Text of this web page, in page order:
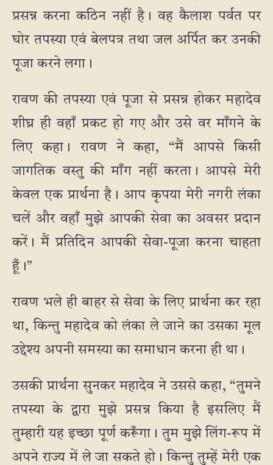
प्रसन्न करना कठिन नहीं है। वह कैलाश पर्वत पर
घोर तपस्या एवं बेलपत्र तथा जल अर्पित कर उनकी
पूजा करने लगा।
रावण की तपस्या एवं पूजा से प्रसन्न होकर महादेव
शीघ्र ही वहाँ प्रकट हो गए और उसे वर माँगने के
लिए कहा। रावण ने कहा, “मैं आपसे किसी
जागतिक वस्तु की माँग नहीं करता। आपसे मेरी
केवल एक प्रार्थना है। आप कृपया मेरी नगरी लंका
चलें और वहाँ मुझे आपकी सेवा का अवसर प्रदान
करें। मैं प्रतिदिन आपकी सेवा-पूजा करना चाहता
हूँ।”
रावण भले ही बाहर से सेवा के लिए प्रार्थना कर रहा
था, किन्तु महादेव को लंका ले जाने का उसका मूल
उद्देश्य अपनी समस्या का समाधान करना ही था।
उसकी प्रार्थना सुनकर महादेव ने उससे कहा, “तुमने
तपस्या के द्वारा मुझे प्रसन्न किया है इसलिए मैं
तुम्हारी यह इच्छा पूर्ण करूँगा। तुम मुझे लिंग-रूप में
अपने राज्य में ले जा सकते हो। किन्तु तुम्हें मेरी एक